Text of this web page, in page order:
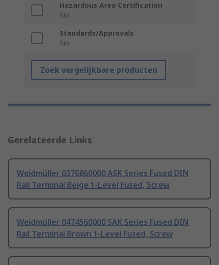
Hazardous Area Certification
No
Standards/Approvals
No
Zoek vergelijkbare producten
Gerelateerde Links
Weidmüller 0376860000 ASK Series Fused DIN
Rail Terminal Beige 1-Level Fused, Screw
Weidmüller 0474560000 SAK Series Fused DIN
Rail Terminal Brown 1-Level Fused, Screw